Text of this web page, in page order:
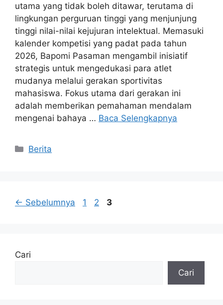
utama yang tidak boleh ditawar, terutama di
lingkungan perguruan tinggi yang menjunjung
tinggi nilai-nilai kejujuran intelektual. Memasuki
kalender kompetisi yang padat pada tahun
2026, Bapomi Pasaman mengambil inisiatif
strategis untuk mengedukasi para atlet
mudanya melalui gerakan sportivitas
mahasiswa. Fokus utama dari gerakan ini
adalah memberikan pemahaman mendalam
mengenai bahaya … Baca Selengkapnya
Kategori
Berita
← Sebelumnya Halaman
1 Halaman
2 Halaman
3
Cari
Cari